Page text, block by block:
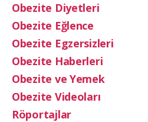
Obezite Diyetleri
Obezite Eğlence
Obezite Egzersizleri
Obezite Haberleri
Obezite ve Yemek
Obezite Videoları
Röportajlar